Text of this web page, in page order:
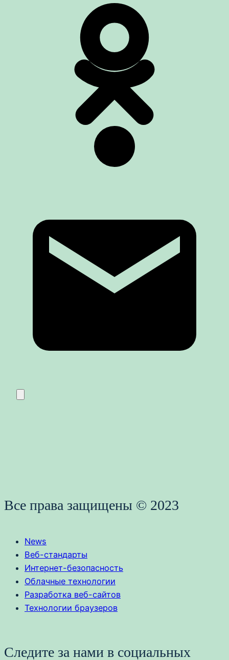
Все права защищены © 2023
News
Веб-стандарты
Интернет-безопасность
Облачные технологии
Разработка веб-сайтов
Технологии браузеров
Следите за нами в социальных